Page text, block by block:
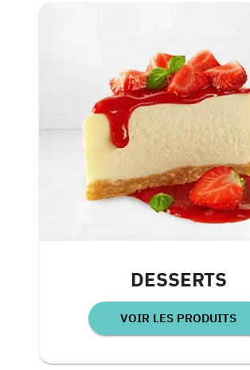
DESSERTS
VOIR LES PRODUITS